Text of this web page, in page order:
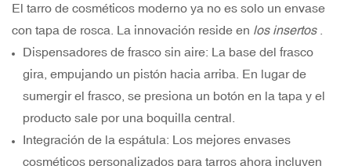
El tarro de cosméticos moderno ya no es solo un envase
con tapa de rosca. La innovación reside en los insertos.
Dispensadores de frasco sin aire: La base del frasco
gira, empujando un pistón hacia arriba. En lugar de
sumergir el frasco, se presiona un botón en la tapa y el
producto sale por una boquilla central.
Integración de la espátula: Los mejores envases
cosméticos personalizados para tarros ahora incluyen